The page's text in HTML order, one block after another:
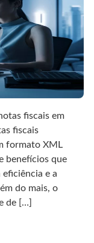
fiscais em
fiscais
formato XML
benefícios que
e a
do mais, o
de […]